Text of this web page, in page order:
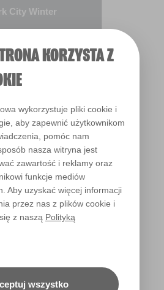
KORZYSTA Z
wykorzystuje pliki cookie i
aby zapewnić użytkownikom
pomóc nam
nasza witryna jest
zawartość i reklamy oraz
funkcje mediów
Aby uzyskać więcej informacji
przez nas z plików cookie i
z naszą Polityką
wszystko
City Winter